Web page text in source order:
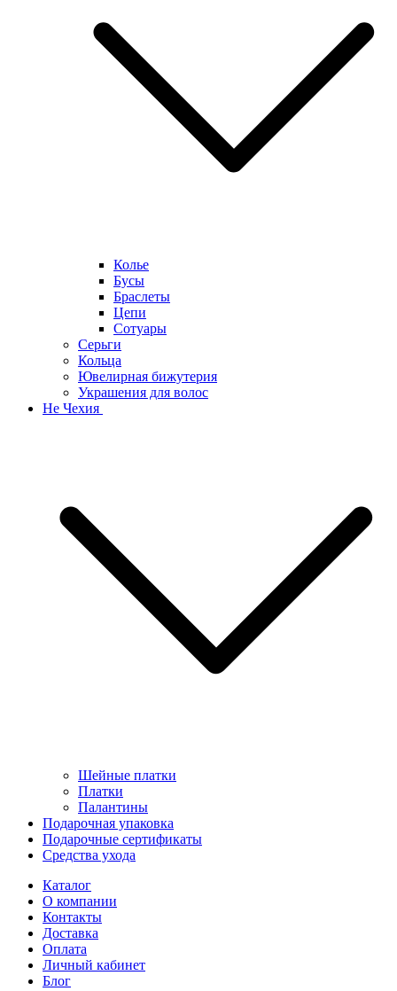
Колье
Бусы
Браслеты
Цепи
Сотуары
Серьги
Кольца
Ювелирная бижутерия
Украшения для волос
Не Чехия
Шейные платки
Платки
Палантины
Подарочная упаковка
Подарочные сертификаты
Средства ухода
Каталог
О компании
Контакты
Доставка
Оплата
Личный кабинет
Блог